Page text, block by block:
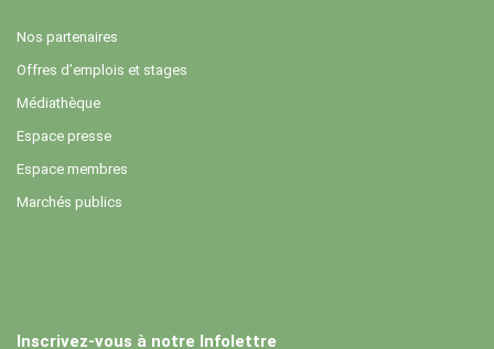
Nos partenaires
Offres d’emplois et stages
Médiathèque
Espace presse
Espace membres
Marchés publics
Inscrivez-vous à notre Infolettre